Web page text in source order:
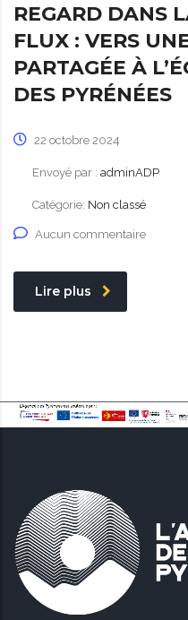
REGARD DANS
FLUX : VERS
PARTAGÉE À
DES PYRÉNÉES
22 octobre 2024
Envoyé par : adminADP
Catégorie: Non classé
Aucun commentaire
Lire plus